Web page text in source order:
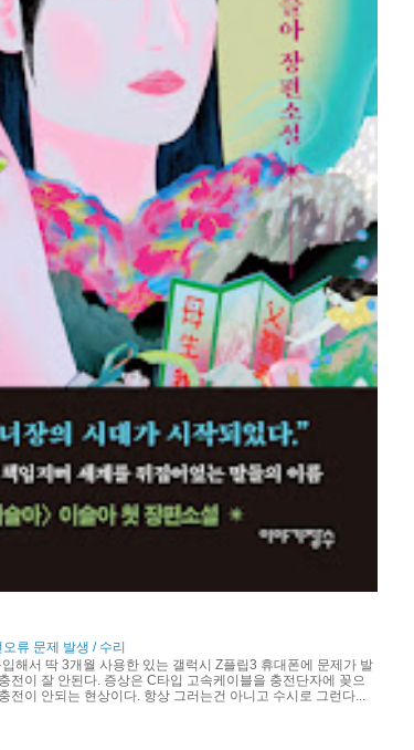
류 문제 발생 / 수리
해서 딱 3개월 사용한 있는 갤럭시 Z플립3 휴대폰에 문제가 발
전이 잘 안된다. 증상은 C타입 고속케이블을 충전단자에 꽂으
전이 안되는 현상이다. 항상 그러는건 아니고 수시로 그런다...